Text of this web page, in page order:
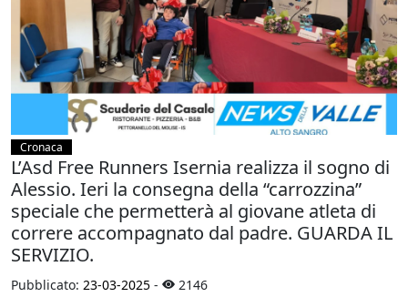
Cronaca
L’Asd Free Runners Isernia realizza il sogno di
Alessio. Ieri la consegna della “carrozzina”
speciale che permetterà al giovane atleta di
correre accompagnato dal padre. GUARDA IL
SERVIZIO.
Pubblicato: 23-03-2025 - 2146